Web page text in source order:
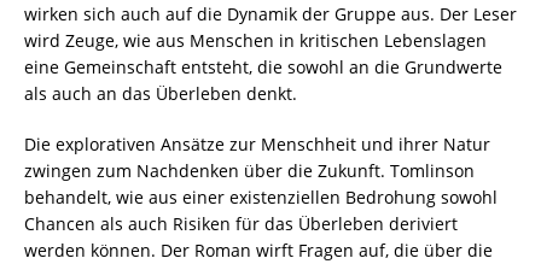
wirken sich auch auf die Dynamik der Gruppe aus. Der Leser
wird Zeuge, wie aus Menschen in kritischen Lebenslagen
eine Gemeinschaft entsteht, die sowohl an die Grundwerte
als auch an das Überleben denkt.
Die explorativen Ansätze zur Menschheit und ihrer Natur
zwingen zum Nachdenken über die Zukunft. Tomlinson
behandelt, wie aus einer existenziellen Bedrohung sowohl
Chancen als auch Risiken für das Überleben deriviert
werden können. Der Roman wirft Fragen auf, die über die